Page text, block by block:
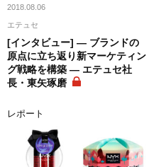
2018.08.06
エテュセ
[インタビュー] ― ブランドの
原点に立ち返り新マーケティン
グ戦略を構築 ― エテュセ社
長・東矢琢磨
レポート